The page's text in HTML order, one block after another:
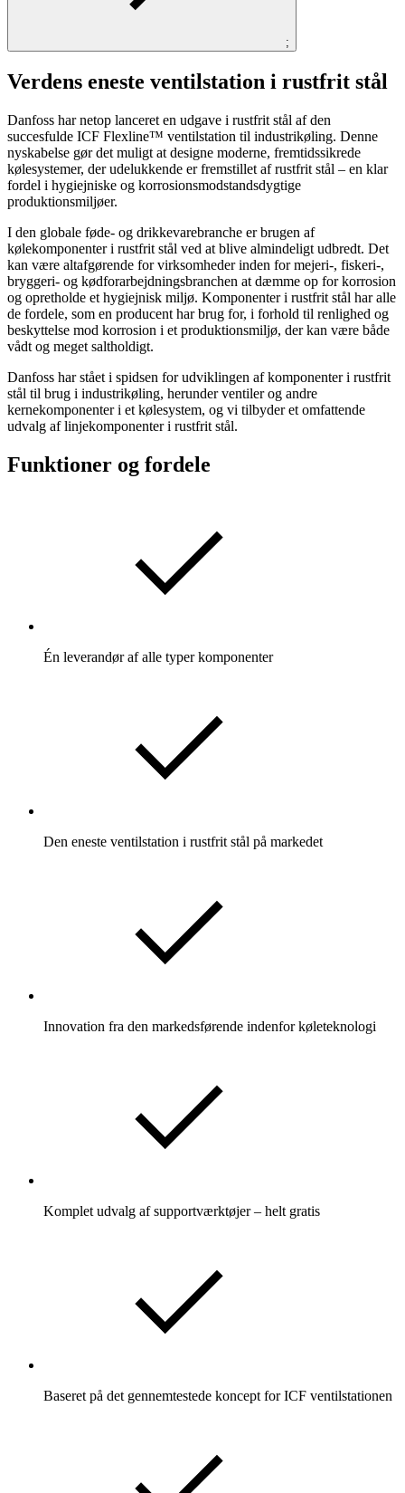
;
Verdens eneste ventilstation i rustfrit stål
Danfoss har netop lanceret en udgave i rustfrit stål af den
succesfulde ICF Flexline™ ventilstation til industrikøling. Denne
nyskabelse gør det muligt at designe moderne, fremtidssikrede
kølesystemer, der udelukkende er fremstillet af rustfrit stål – en klar
fordel i hygiejniske og korrosionsmodstandsdygtige
produktionsmiljøer.
I den globale føde- og drikkevarebranche er brugen af
kølekomponenter i rustfrit stål ved at blive almindeligt udbredt. Det
kan være altafgørende for virksomheder inden for mejeri-, fiskeri-,
bryggeri- og kødforarbejdningsbranchen at dæmme op for korrosion
og opretholde et hygiejnisk miljø. Komponenter i rustfrit stål har alle
de fordele, som en producent har brug for, i forhold til renlighed og
beskyttelse mod korrosion i et produktionsmiljø, der kan være både
vådt og meget saltholdigt.
Danfoss har stået i spidsen for udviklingen af komponenter i rustfrit
stål til brug i industrikøling, herunder ventiler og andre
kernekomponenter i et kølesystem, og vi tilbyder et omfattende
udvalg af linjekomponenter i rustfrit stål.
Funktioner og fordele
Én leverandør af alle typer komponenter
Den eneste ventilstation i rustfrit stål på markedet
Innovation fra den markedsførende indenfor køleteknologi
Komplet udvalg af supportværktøjer – helt gratis
Baseret på det gennemtestede koncept for ICF ventilstationen